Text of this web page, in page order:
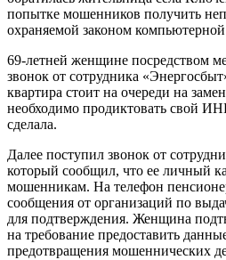
попытке мошенников получить
охраняемой законом
69-летней женщине посредством
звонок от сотрудника
квартира стоит на очереди на
необходимо продиктовать свой
сделала.
Далее поступил звонок от
который сообщил, что ее личный
мошенникам. На телефон
сообщения от организаций по
для подтверждения. Женщина
на требование предоставить
предотвращения мошеннических